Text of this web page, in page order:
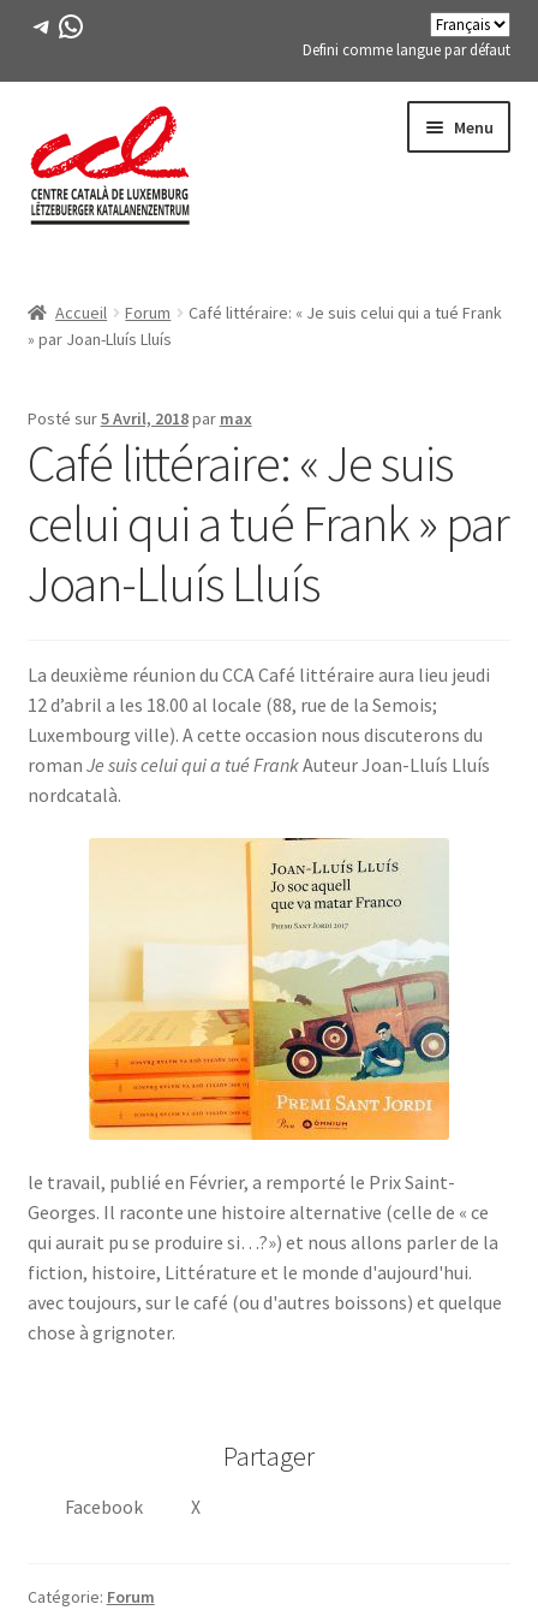
Télégramme
WhatsApp
Defini comme langue par défaut
la
navigation
au
contenu
Menu
menu
ACTIVITÉS
Expand
MEMBRES DE FES-TE
LIVRE
SE CONNECTER
Accueil Forum
Café littéraire: « Je suis celui qui a tué Frank
» par Joan-Lluís Lluís
Posté sur5 Avril, 2018par max
Café littéraire: « Je suis
celui qui a tué Frank » par
Joan-Lluís Lluís
La deuxième réunion du CCA Café littéraire aura lieu jeudi
12 d’abril a les 18.00 al locale (88, rue de la Semois;
Luxembourg ville). A cette occasion nous discuterons du
roman Je suis celui qui a tué FrankAuteur Joan-Lluís Lluís
nordcatalà.
le travail, publié en Février, a remporté le Prix Saint-
Georges. Il raconte une histoire alternative (celle de « ce
qui aurait pu se produire si…?») et nous allons parler de la
fiction, histoire, Littérature et le monde d'aujourd'hui.
avec toujours, sur le café (ou d'autres boissons) et quelque
chose à grignoter.
Partager
Facebook X
Catégorie: Forum